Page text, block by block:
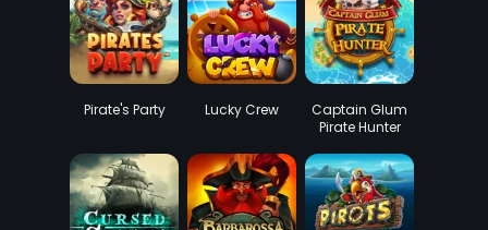
Pirate's Party Lucky Crew
Captain Glum
Pirate Hunter